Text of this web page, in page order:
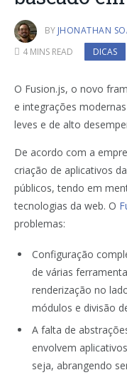
BY JHONATHAN
4 MINS READ
DICAS
O Fusion.js, o novo
e integrações
leves e de alto
De acordo com a
criação de aplicativos
públicos, tendo em
tecnologias da web. O
problemas:
Configuração
de várias
renderização no
módulos e divisão
A falta de
envolvem
seja, abrangendo